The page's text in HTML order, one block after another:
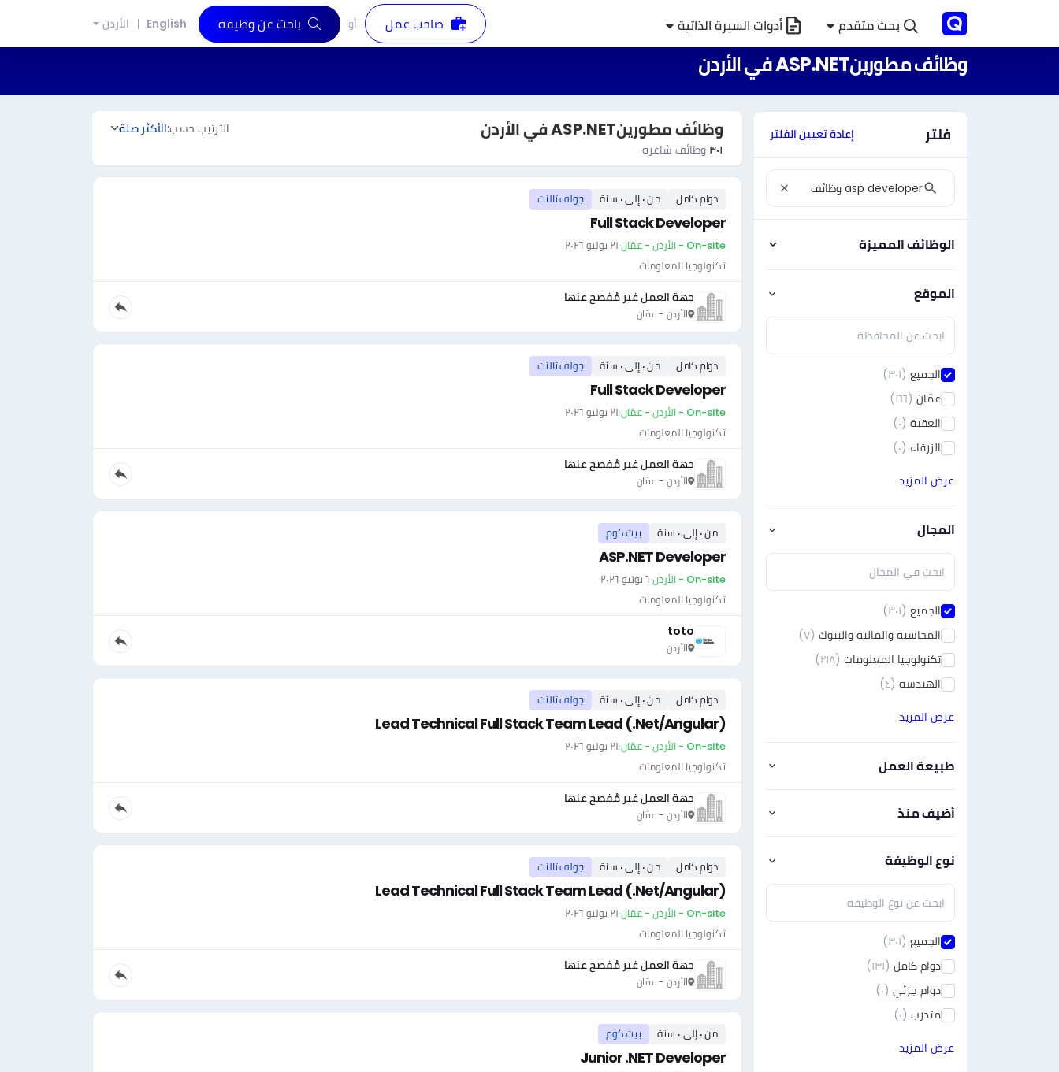
بحث متقدم أدوات السيرة الذاتية صاحب عمل أو باحث عن وظيفة English الأردن
وظائف مطورينASP.NET في الأردن
فلتر إعادة تعيين الفلتر
الوظائف المميزة
الموقع
الجميع (٣٠١)
عمّان (١٦٦)
العقبة (٠)
الزرقاء (٠)
عرض المزيد
المجال
الجميع (٣٠١)
المحاسبة والمالية والبنوك (٧)
تكنولوجيا المعلومات (٢١٨)
الهندسة (٤)
عرض المزيد
طبيعة العمل
أضيف منذ
نوع الوظيفة
الجميع (٣٠١)
دوام كامل (١٣١)
دوام جزئي (٠)
متدرب (٠)
عرض المزيد
وظائف مطورينASP.NET في الأردن
٣٠١ وظائف شاغرة
الترتيب حسب:الأكثر صلة
دوام كامل من ٠ إلى ٠ سنة جولف تالنت
Full Stack Developer
On-site - الأردن - عمّان ·٢١ يوليو ٢٠٢٦
تكنولوجيا المعلومات
جهة العمل غير مُفصح عنها
الأردن - عمّان
دوام كامل من ٠ إلى ٠ سنة جولف تالنت
Full Stack Developer
On-site - الأردن - عمّان ·٢١ يوليو ٢٠٢٦
تكنولوجيا المعلومات
جهة العمل غير مُفصح عنها
الأردن - عمّان
من ٠ إلى ٠ سنة بيت.كوم
ASP.NET Developer
On-site - الأردن ·٦ يونيو ٢٠٢٦
تكنولوجيا المعلومات
toto
الأردن
دوام كامل من ٠ إلى ٠ سنة جولف تالنت
Lead Technical Full Stack Team Lead (.Net/Angular)
On-site - الأردن - عمّان ·٢١ يوليو ٢٠٢٦
تكنولوجيا المعلومات
جهة العمل غير مُفصح عنها
الأردن - عمّان
دوام كامل من ٠ إلى ٠ سنة جولف تالنت
Lead Technical Full Stack Team Lead (.Net/Angular)
On-site - الأردن - عمّان ·٢١ يوليو ٢٠٢٦
تكنولوجيا المعلومات
جهة العمل غير مُفصح عنها
الأردن - عمّان
من ٠ إلى ٠ سنة بيت.كوم
Junior .NET Developer